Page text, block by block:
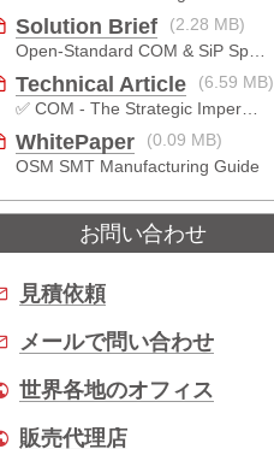
Solution Brief
(2.28 MB)
Technical Article
(6.59 MB)
WhitePaper
(0.09 MB)
OSM SMT Manufacturing Guide
お問い合わせ
見積依頼
メールで問い合わせ
世界各地のオフィス
販売代理店